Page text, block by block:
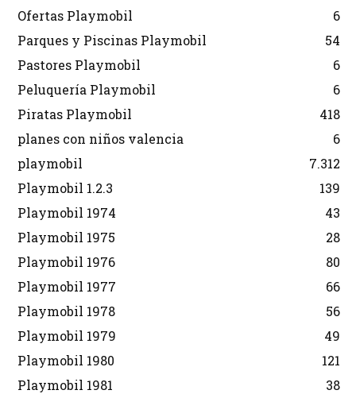
Ofertas Playmobil
6
Parques y Piscinas Playmobil
54
Pastores Playmobil
6
Peluquería Playmobil
6
Piratas Playmobil
418
planes con niños valencia
6
playmobil
7.312
Playmobil 1.2.3
139
Playmobil 1974
43
Playmobil 1975
28
Playmobil 1976
80
Playmobil 1977
66
Playmobil 1978
56
Playmobil 1979
49
Playmobil 1980
121
Playmobil 1981
38